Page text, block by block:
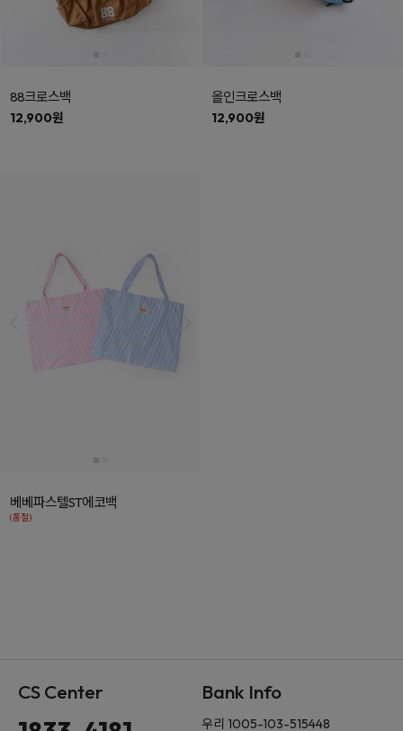
88크로스백
12,900원
올인크로스백
12,900원
베베파스텔ST에코백
(품절)
CS Center Bank Info
우리 1005-103-515448